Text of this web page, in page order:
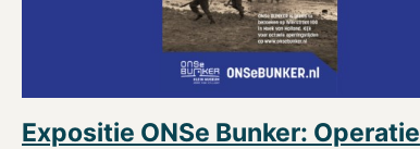
Expositie ONSe Bunker: Operatie